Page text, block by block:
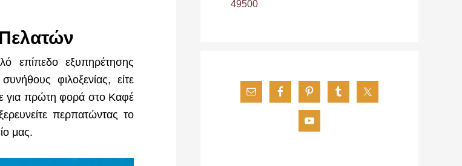
επίπεδο εξυπηρέτησης
φιλοξενίας, είτε
για πρώτη φορά στο Καφέ
περπατώντας το
μας.
49500